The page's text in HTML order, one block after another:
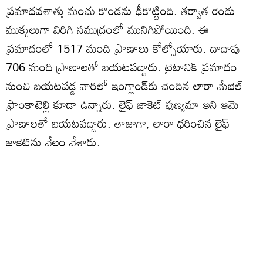
ప్రమాదవశాత్తు మంచు కొండను ఢీకొట్టింది. తర్వాత రెండు
ముక్కలుగా విరిగి సముద్రంలో మునిగిపోయింది. ఈ
ప్రమాదంలో 1517 మంది ప్రాణాలు కోల్పోయారు. దాదాపు
706 మంది ప్రాణాలతో బయటపడ్డారు. టైటానిక్ ప్రమాదం
నుంచి బయటపడ్డ వారిలో ఇంగ్లాండ్‌కు చెందిన లారా మేబెల్
ఫ్రాంకాటెల్లి కూడా ఉన్నారు. లైఫ్ జాకెట్ పుణ్యమా అని ఆమె
ప్రాణాలతో బయటపడ్డారు. తాజాగా, లారా ధరించిన లైఫ్
జాకెట్‌ను వేలం వేశారు.